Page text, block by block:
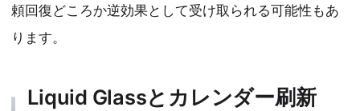
頼回復どころか逆効果として受け取られる可能性もあ
ります。
Liquid Glassとカレンダー刷新